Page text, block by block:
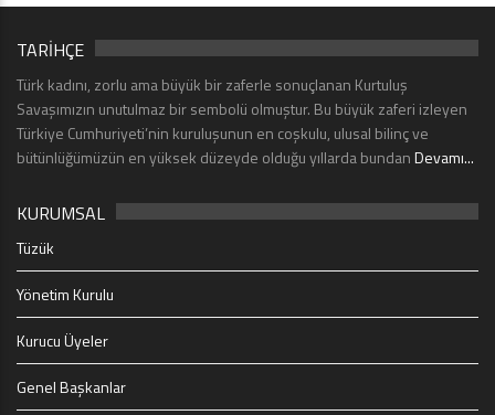
TARİHÇE
Türk kadını, zorlu ama büyük bir zaferle sonuçlanan Kurtuluş
Savaşımızın unutulmaz bir sembolü olmuştur. Bu büyük zaferi izleyen
Türkiye Cumhuriyeti’nin kuruluşunun en coşkulu, ulusal bilinç ve
bütünlüğümüzün en yüksek düzeyde olduğu yıllarda bundanDevamı...
KURUMSAL
Tüzük
Yönetim Kurulu
Kurucu Üyeler
Genel Başkanlar